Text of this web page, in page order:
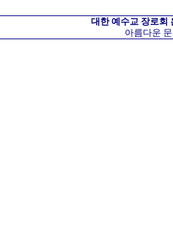
대한 예수교 장로회
아름다운